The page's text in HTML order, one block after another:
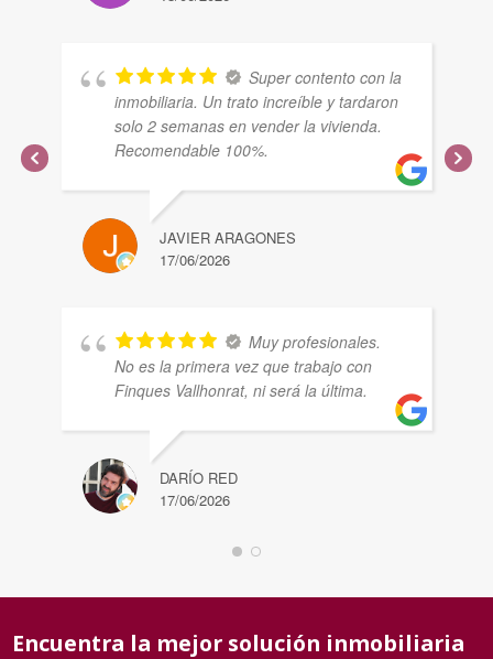
Super contento con la
inmobiliaria. Un trato increíble y tardaron
solo 2 semanas en vender la vivienda.
Recomendable 100%.
JAVIER ARAGONES
17/06/2026
Muy profesionales.
No es la primera vez que trabajo con
Finques Vallhonrat, ni será la última.
DARÍO RED
17/06/2026
Encuentra la mejor solución inmobiliaria